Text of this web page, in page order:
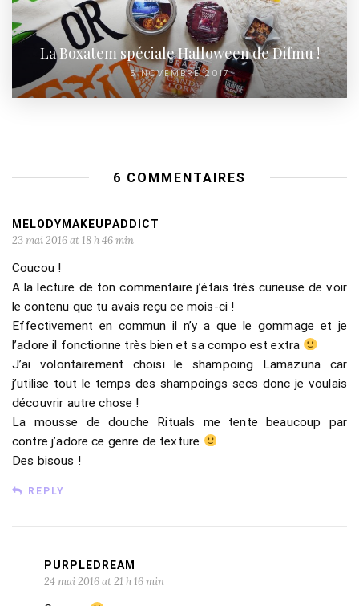
La Boxatem spéciale Halloween de Difmu !
5 NOVEMBRE 2017
6 COMMENTAIRES
MELODYMAKEUPADDICT
23 mai 2016 at 18 h 46 min
Coucou !
A la lecture de ton commentaire j’étais très curieuse de voir
le contenu que tu avais reçu ce mois-ci !
Effectivement en commun il n’y a que le gommage et je
l’adore il fonctionne très bien et sa compo est extra
J’ai volontairement choisi le shampoing Lamazuna car
j’utilise tout le temps des shampoings secs donc je voulais
découvrir autre chose !
La mousse de douche Rituals me tente beaucoup par
contre j’adore ce genre de texture
Des bisous !
REPLY
PURPLEDREAM
24 mai 2016 at 21 h 16 min